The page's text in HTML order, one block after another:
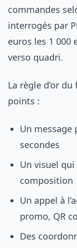
commandes
interrogés par
euros les 1 000
verso quadri.
La règle d’or
points :
Un
secondes
Un visuel
composition
Un appel à
promo, QR
Des